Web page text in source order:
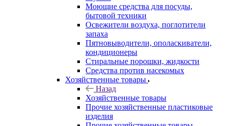
Моющие средства для посуды,
бытовой техники
Освежители воздуха, поглотители
запаха
Пятновыводители, ополаскиватели,
кондиционеры
Стиральные порошки, жидкости
Средства против насекомых
Хозяйственные товары
Назад
Хозяйственные товары
Прочие хозяйственные пластиковые
изделия